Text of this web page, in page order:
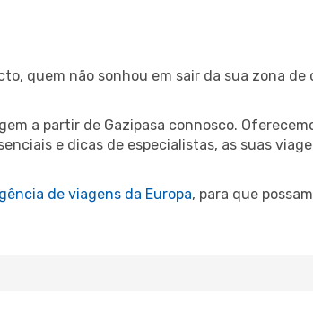
quem não sonhou em sair da sua zona
a partir de Gazipasa connosco.
e dicas de especialistas, as suas
de viagens da Europa, para que